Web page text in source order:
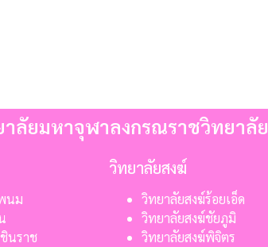
ลัยมหาจุฬาลงกรณราชวิทยาลัย
นม
นราช
วิทยาลัยสงฆ์
วิทยาลัยสงฆ์ร้อยเอ็ด
วิทยาลัยสงฆ์ชัยภูมิ
วิทยาลัยสงฆ์พิจิตร